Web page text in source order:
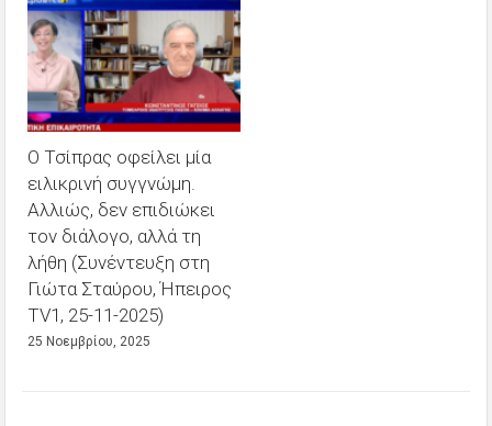
Ο Τσίπρας οφείλει μία
ειλικρινή συγγνώμη.
Αλλιώς, δεν επιδιώκει
τον διάλογο, αλλά τη
λήθη (Συνέντευξη στη
Γιώτα Σταύρου, Ήπειρος
TV1, 25-11-2025)
25 Νοεμβρίου, 2025